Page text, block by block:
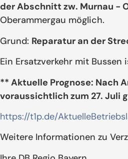
der Abschnitt zw. Murnau -
Oberammergau möglich.
Grund: Reparatur an der
Ein Ersatzverkehr mit
** Aktuelle Prognose: Nach
voraussichtlich zum 27. Juli
https://t1p.de/
Weitere Informationen zu